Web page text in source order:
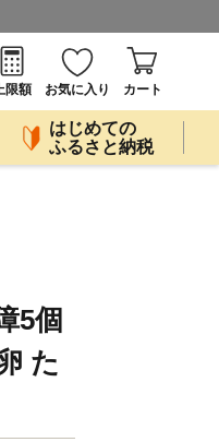
限額
お気に入り カート
はじめての
ふるさと納税
5個
た